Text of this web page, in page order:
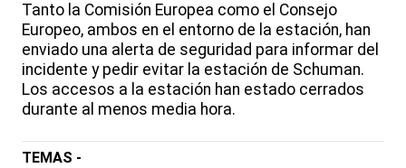
Tanto la Comisión Europea como el Consejo
Europeo, ambos en el entorno de la estación, han
enviado una alerta de seguridad para informar del
incidente y pedir evitar la estación de Schuman.
Los accesos a la estación han estado cerrados
durante al menos media hora.
TEMAS -